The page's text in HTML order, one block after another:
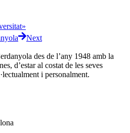
Next
des de l’any 1948 amb la
d’estar al costat de les seves
i personalment.